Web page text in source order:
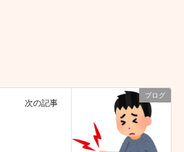
ブログ
次の記事